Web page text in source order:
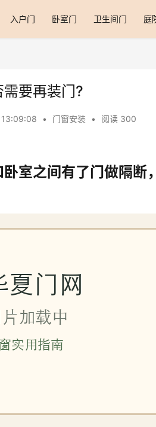
入户门 卧室门 卫生间门 庭
要再装门?
• 门窗安装 • 阅读 300
室之间有了门做隔断